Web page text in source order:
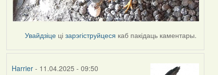
Увайдзіце цізарэгіструйцеся каб пакідаць каментары.
Harrier- 11.04.2025 - 09:50